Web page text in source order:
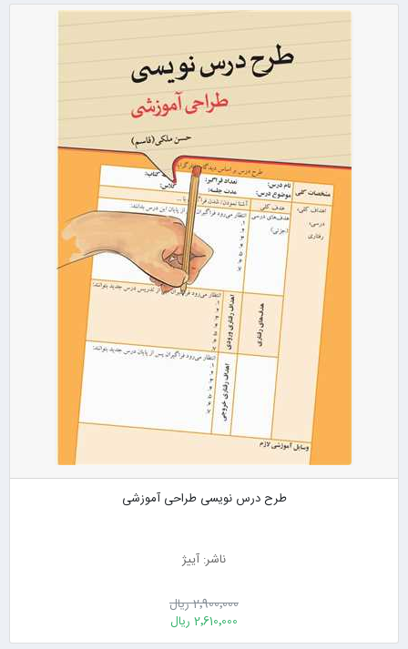
طرح درس نویسی طراحی آموزشی
ناشر: آییژ
2٬900٬000 ریال
2٬610٬000 ریال